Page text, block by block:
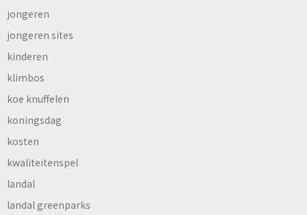
jongeren
jongeren sites
kinderen
klimbos
koe knuffelen
koningsdag
kosten
kwaliteitenspel
landal
landal greenparks